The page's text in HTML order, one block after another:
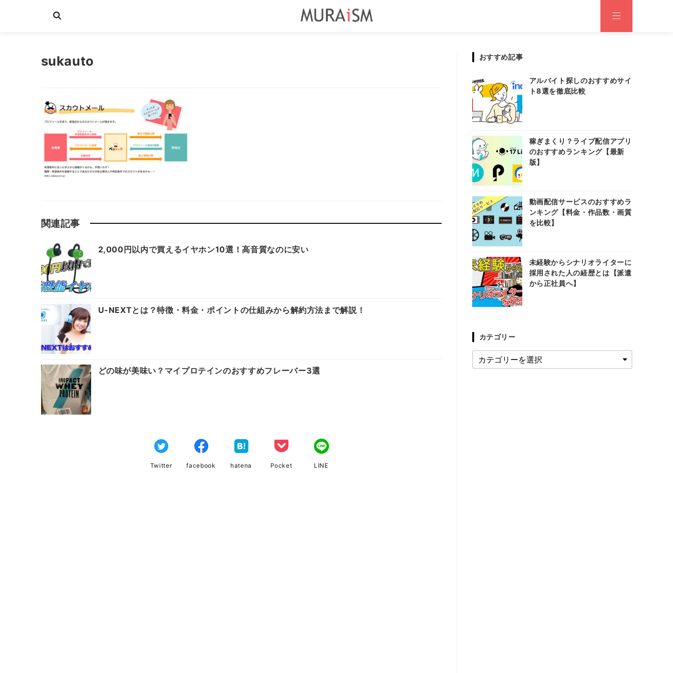
sukauto
関連記事
2,000円以内で買えるイヤホン10選！高音質なのに安い
U-NEXTとは？特徴・料金・ポイントの仕組みから解約方法まで解説！
どの味が美味い？マイプロテインのおすすめフレーバー3選
Twitter facebook hatena Pocket LINE
おすすめ記事
アルバイト探しのおすすめサイ
ト8選を徹底比較
稼ぎまくり？ライブ配信アプリ
のおすすめランキング【最新
版】
動画配信サービスのおすすめラ
ンキング【料金・作品数・画質
を比較】
未経験からシナリオライターに
採用された人の経歴とは【派遣
から正社員へ】
カテゴリー